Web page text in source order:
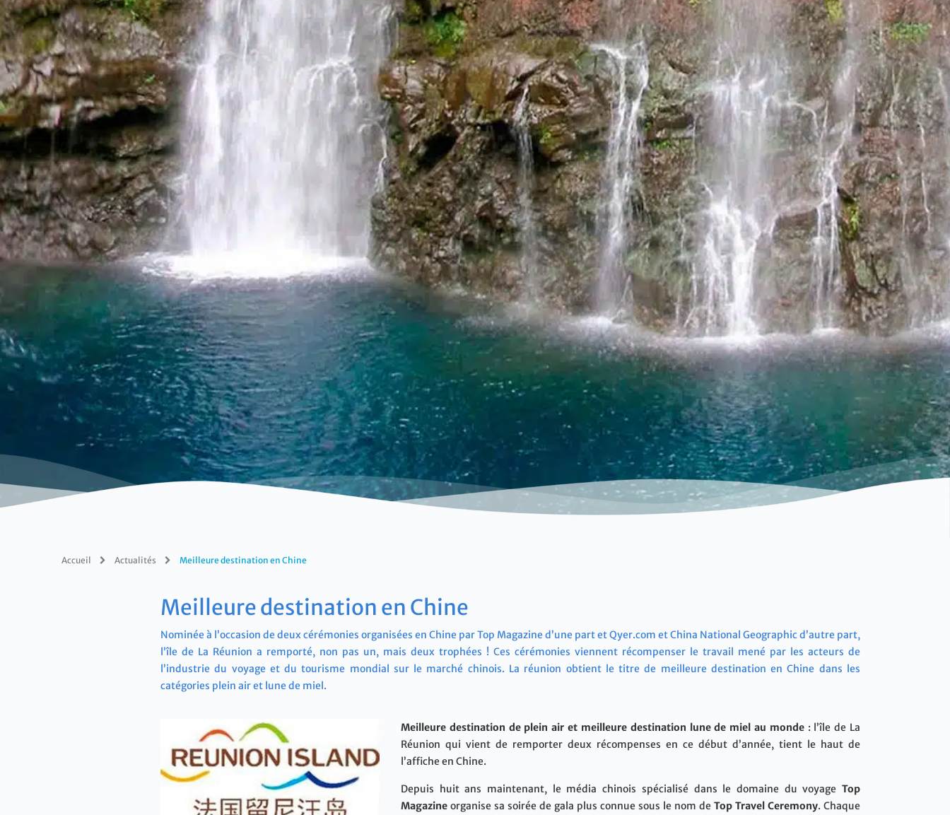
Accueil Actualités Meilleure destination en Chine
Meilleure destination en Chine
Nominée à l’occasion de deux cérémonies organisées en Chine par Top Magazine d’une part et Qyer.com et China National Geographic d’autre part,
l’île de La Réunion a remporté, non pas un, mais deux trophées ! Ces cérémonies viennent récompenser le travail mené par les acteurs de
l’industrie du voyage et du tourisme mondial sur le marché chinois. La réunion obtient le titre de meilleure destination en Chine dans les
catégories plein air et lune de miel.
Meilleure destination de plein air et meilleure destination lune de miel au monde: l’île de La
Réunion qui vient de remporter deux récompenses en ce début d’année, tient le haut de
l’affiche en Chine.
Depuis huit ans maintenant, le média chinois spécialisé dans le domaine du voyage Top
Magazine organise sa soirée de gala plus connue sous le nom de Top Travel Ceremony. Chaque